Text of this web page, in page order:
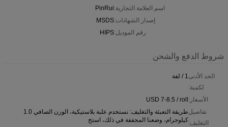
اسم العلامة التجارية:PinRui
إصدار الشهادات:MSDS
رقم الموديل:HIPS
شروط الدفع والشحن
الحد الأدنى
لكمية:
1 / لفة
الأسعار:USD 7-8.5 / roll
تفاصيل
التغليف:
طريقة التعبئة والتغليف: نستخدم علبة بلاستيكية، الوزن الصافي 1.0
كيلوجرام، وضعنا المجففة في ذلك، استخ